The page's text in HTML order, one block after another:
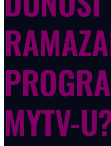
MYTV-